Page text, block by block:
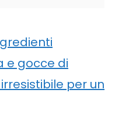
e gocce di
per un